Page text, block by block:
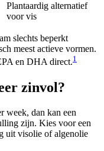
Plantaardig alternatief
voor vis
slechts beperkt
meest actieve vormen.
en DHA direct.1
zinvol?
week, dan kan een
zijn. Kies voor een
uit visolie of algenolie